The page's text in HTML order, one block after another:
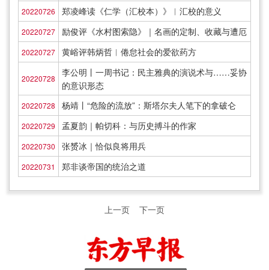
20220726 郑凌峰读《仁学（汇校本）》︱汇校的意义
20220727 励俊评《水村图索隐》｜名画的定制、收藏与遭厄
20220727 黄峪评韩炳哲︱倦怠社会的爱欲药方
20220728
李公明丨一周书记：民主雅典的演说术与……妥协
的意识形态
20220728 杨靖丨“危险的流放”：斯塔尔夫人笔下的拿破仑
20220729 孟夏韵｜帕切科：与历史搏斗的作家
20220730 张赟冰｜恰似良将用兵
20220731 郑非谈帝国的统治之道
上一页 下一页